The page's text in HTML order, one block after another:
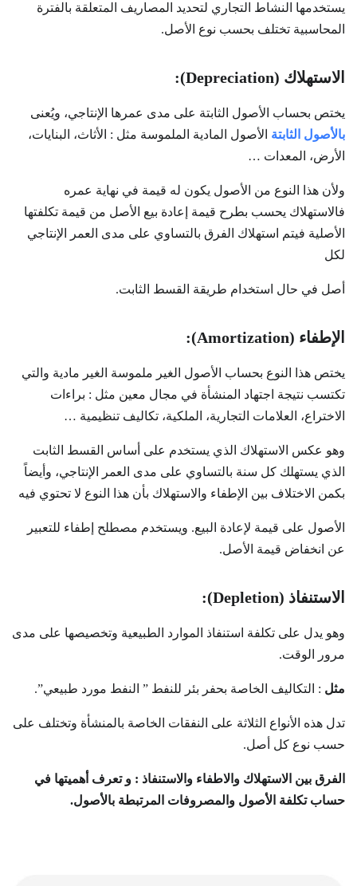
يستخدمها النشاط التجاري لتحديد المصاريف المتعلقة بالفترة
المحاسبية تختلف بحسب نوع الأصل.
الاستهلاك (Depreciation):
يختص بحساب الأصول الثابتة على مدى عمرها الإنتاجي، ويُعنى
بالأصول الثابتة الأصول المادية الملموسة مثل : الأثاث، البنايات،
الأرض، المعدات …
ولأن هذا النوع من الأصول يكون له قيمة في نهاية عمره
فالاستهلاك يحسب بطرح قيمة إعادة بيع الأصل من قيمة تكلفتها
الأصلية فيتم استهلاك الفرق بالتساوي على مدى العمر الإنتاجي
لكل
أصل في حال استخدام طريقة القسط الثابت.
الإطفاء (Amortization):
يختص هذا النوع بحساب الأصول الغير ملموسة الغير مادية والتي
تكتسب نتيجة اجتهاد المنشأة في مجال معين مثل : براءات
الاختراع، العلامات التجارية، الملكية، تكاليف تنظيمية …
وهو عكس الاستهلاك الذي يستخدم على أساس القسط الثابت
الذي يستهلك كل سنة بالتساوي على مدى العمر الإنتاجي، وأيضاً
بكمن الاختلاف بين الإطفاء والاستهلاك بأن هذا النوع لا تحتوي فيه
الأصول على قيمة لإعادة البيع. ويستخدم مصطلح إطفاء للتعبير
عن انخفاض قيمة الأصل.
الاستنفاذ (Depletion):
وهو يدل على تكلفة استنفاذ الموارد الطبيعية وتخصيصها على مدى
مرور الوقت.
مثل : التكاليف الخاصة بحفر بئر للنفط ” النفط مورد طبيعي”.
تدل هذه الأنواع الثلاثة على النفقات الخاصة بالمنشأة وتختلف على
حسب نوع كل أصل.
الفرق بين الاستهلاك والاطفاء والاستنفاذ : و تعرف أهميتها في
حساب تكلفة الأصول والمصروفات المرتبطة بالأصول.